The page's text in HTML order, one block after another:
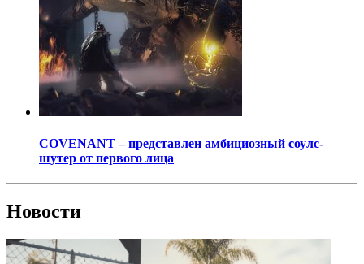
COVENANT – представлен амбициозный соулс-
шутер от первого лица
Новости